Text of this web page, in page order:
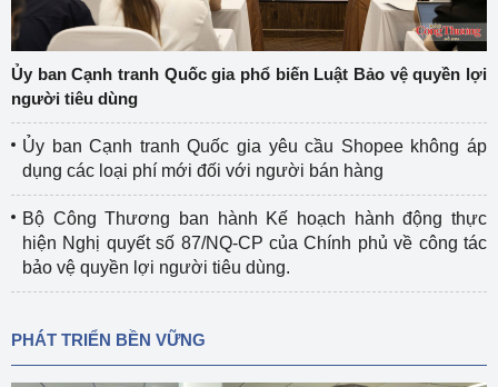
Ủy ban Cạnh tranh Quốc gia phổ biến Luật Bảo vệ quyền lợi
người tiêu dùng
Ủy ban Cạnh tranh Quốc gia yêu cầu Shopee không áp
dụng các loại phí mới đối với người bán hàng
Bộ Công Thương ban hành Kế hoạch hành động thực
hiện Nghị quyết số 87/NQ-CP của Chính phủ về công tác
bảo vệ quyền lợi người tiêu dùng.
PHÁT TRIỂN BỀN VỮNG